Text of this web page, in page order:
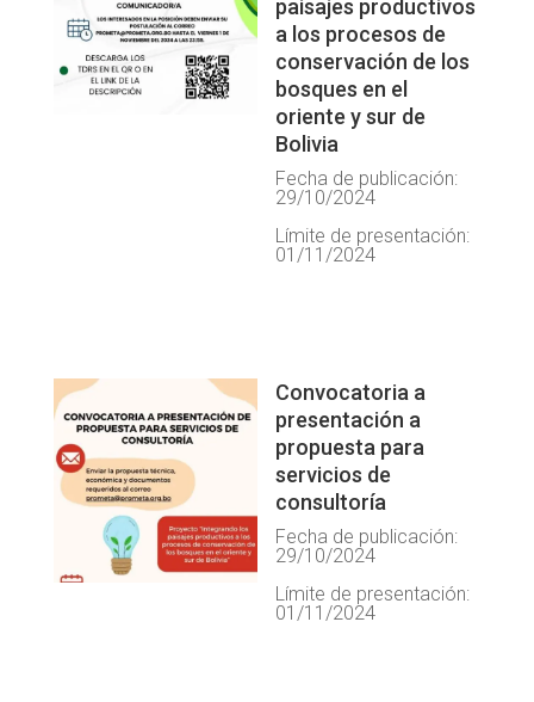
paisajes productivos
a los procesos de
conservación de los
bosques en el
oriente y sur de
Bolivia
Fecha de publicación:
29/10/2024
Límite de presentación:
01/11/2024
Convocatoria a
presentación a
propuesta para
servicios de
consultoría
Fecha de publicación:
29/10/2024
Límite de presentación:
01/11/2024